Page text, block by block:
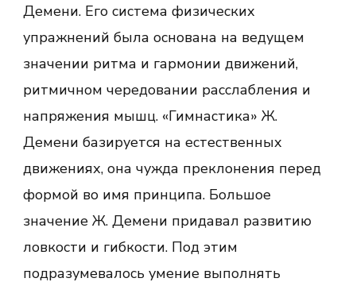
Демени. Его система физических
упражнений была основана на ведущем
значении ритма и гармонии движений,
ритмичном чередовании расслабления и
напряжения мышц. «Гимнастика» Ж.
Демени базируется на естественных
движениях, она чужда преклонения перед
формой во имя принципа. Большое
значение Ж. Демени придавал развитию
ловкости и гибкости. Под этим
подразумевалось умение выполнять